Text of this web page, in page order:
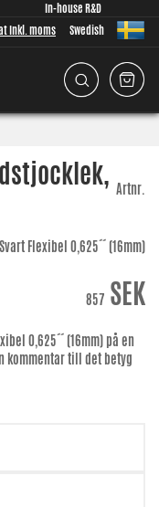
In-house R&D
Inkl. moms Swedish
Artnr.
Flexibel 0,625´´ (16mm)
857 SEK
0,625´´ (16mm)på en
kommentar till det betyg